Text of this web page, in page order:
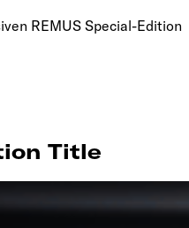
REMUS Special-Edition
Title